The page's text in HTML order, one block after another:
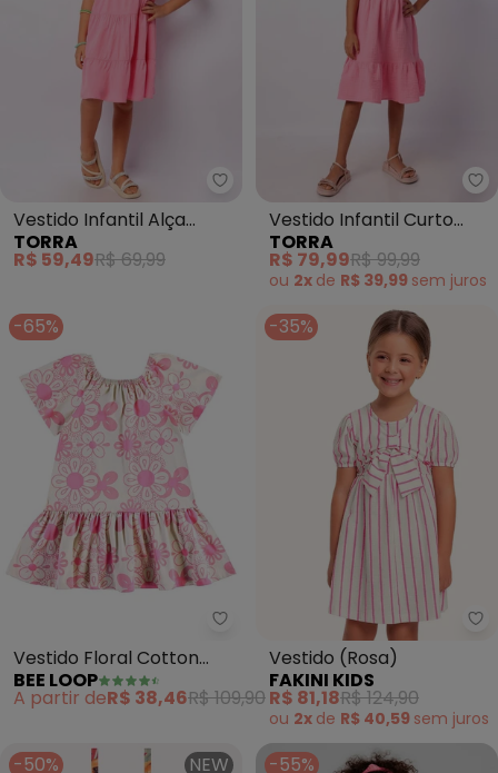
Torra - Vestido Infantil Alça
Vestido Infantil Alça
Babado Três Marias
(Rosa)
TORRA
R$ 59,49R$ 69,99
Vestido Infantil Curto
com Lastex Babado
(Rosa)
TORRA
R$ 79,99R$ 99,99
ou 2x de R$ 39,99 sem juros
-65%
Bee Loop - Vestido Floral
Vestido Floral Cotton
Infantil (Rosa)
BEE LOOP
A partir deR$ 38,46R$ 109,90
-35%
Vestido (Rosa)
FAKINI KIDS
R$ 81,18R$ 124,90
ou 2x de R$ 40,59 sem juros
-50% NEW -55%